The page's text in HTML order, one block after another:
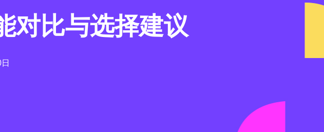
对比与选择建议